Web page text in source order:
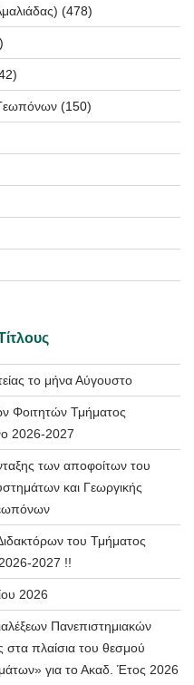
(478)
(150)
το μήνα Αύγουστο
Φοιτητών Τμήματος
2026-2027
των αποφοίτων του
και Γεωργικής
του Τμήματος
2027 !!
2026
Πανεπιστημιακών
πλαίσια του θεσμού
για το Ακαδ. Έτος 2026